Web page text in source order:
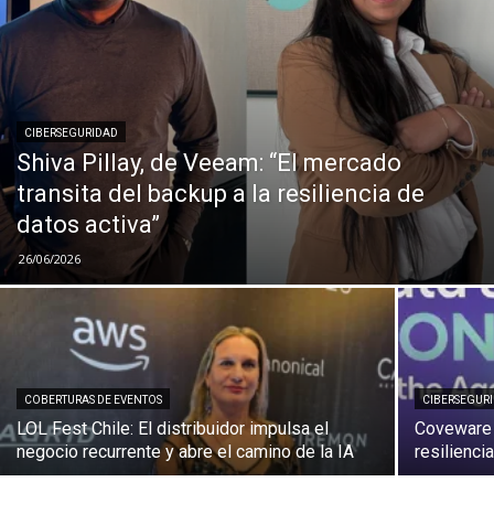
CIBERSEGURIDAD
Shiva Pillay, de Veeam: “El mercado
transita del backup a la resiliencia de
datos activa”
26/06/2026
COBERTURAS DE EVENTOS
LOL Fest Chile: El distribuidor impulsa el
negocio recurrente y abre el camino de la IA